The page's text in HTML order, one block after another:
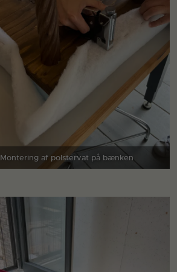
Montering af polstervat på bænken